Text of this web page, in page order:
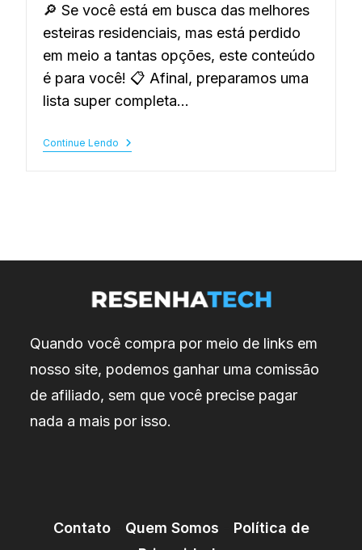
🔎 Se você está em busca das melhores
esteiras residenciais, mas está perdido
em meio a tantas opções, este conteúdo
é para você! 📋 Afinal, preparamos uma
lista super completa…
Continue Lendo
Quando você compra por meio de links em
nosso site, podemos ganhar uma comissão
de afiliado, sem que você precise pagar
nada a mais por isso.
Contato Quem Somos
Política de